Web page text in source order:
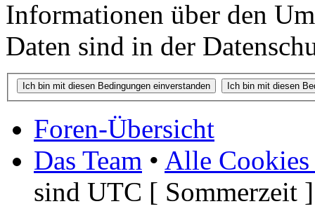
Informationen über den
Daten sind in der
Foren-Übersicht
Das Team • Alle Cookies
sind UTC [ Sommerzeit ]